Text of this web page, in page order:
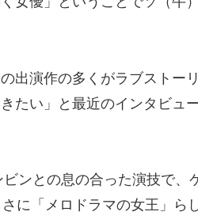
出演作の多くがラブストー
たい」と最近のインタビュ
ンとの息の合った演技で、
に「メロドラマの女王」ら